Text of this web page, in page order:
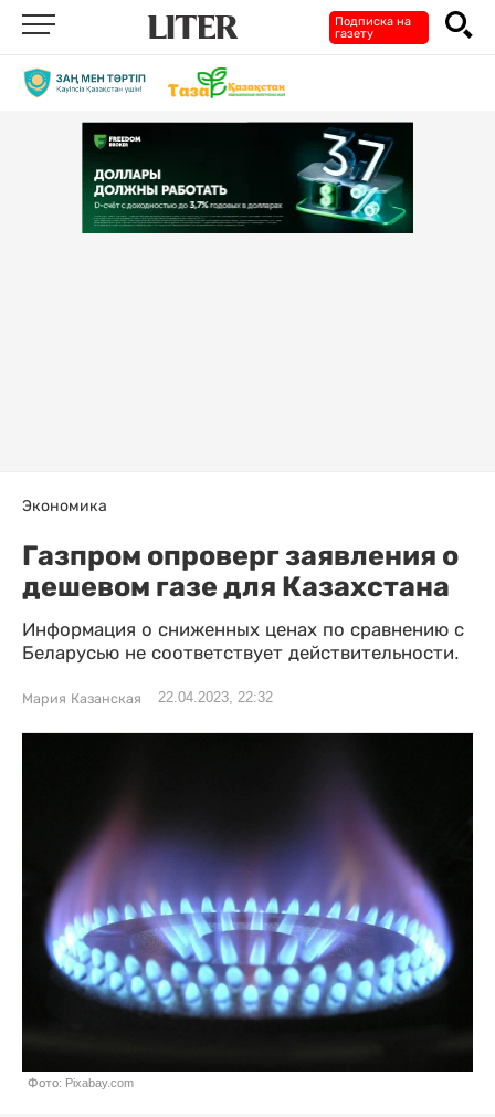
Подписка на
газету
Экономика
Газпром опроверг заявления о
дешевом газе для Казахстана
Информация о сниженных ценах по сравнению с
Беларусью не соответствует действительности.
Мария Казанская 22.04.2023, 22:32
Фото: Pixabay.com